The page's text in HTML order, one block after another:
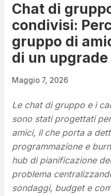
Chat di
condivisi:
gruppo di
di un upgrade
Maggio 7, 2026
Le chat di gruppo e i
sono stati progettati
amici, il che porta a
programmazione e
hub di pianificazione
problema
sondaggi, budget e